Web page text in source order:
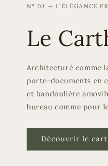
N° 03 — L'ÉLÉGANCE
Le
Architecturé comme
porte-documents en
et bandoulière
bureau comme pour
Découvrir le